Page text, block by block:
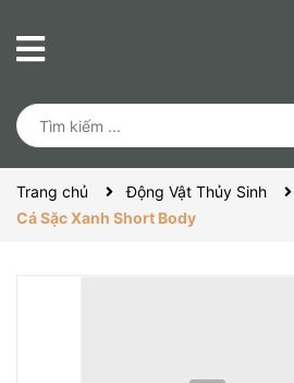
Trang chủ
Động Vật Thủy Sinh
Cá Sặc Xanh Short Body